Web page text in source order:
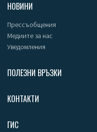
НОВИНИ
Прессъобщения
Медиите за нас
Уведомления
ПОЛЕЗНИ ВРЪЗКИ
КОНТАКТИ
ГИС